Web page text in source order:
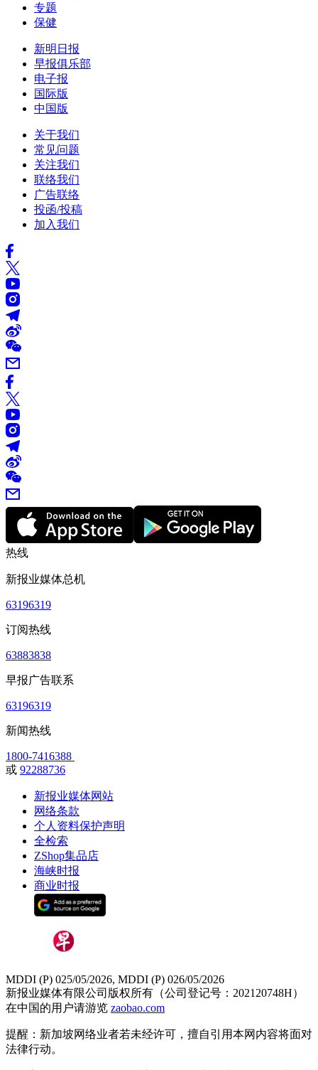
专题
保健
新明日报
早报俱乐部
电子报
国际版
中国版
关于我们
常见问题
关注我们
联络我们
广告联络
投函/投稿
加入我们
热线
新报业媒体总机
63196319
订阅热线
63883838
早报广告联系
63196319
新闻热线
1800-7416388
或 92288736
新报业媒体网站
网络条款
个人资料保护声明
全检索
ZShop集品店
海峡时报
商业时报
MDDI (P) 025/05/2026, MDDI (P) 026/05/2026
新报业媒体有限公司版权所有（公司登记号：202120748H）
在中国的用户请游览 zaobao.com
提醒：新加坡网络业者若未经许可，擅自引用本网内容将面对
法律行动。